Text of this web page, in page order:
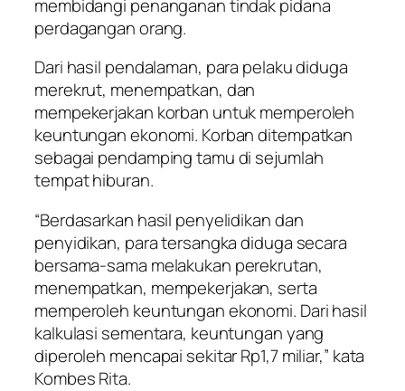
membidangi penanganan tindak pidana
perdagangan orang.
Dari hasil pendalaman, para pelaku diduga
merekrut, menempatkan, dan
mempekerjakan korban untuk memperoleh
keuntungan ekonomi. Korban ditempatkan
sebagai pendamping tamu di sejumlah
tempat hiburan.
“Berdasarkan hasil penyelidikan dan
penyidikan, para tersangka diduga secara
bersama-sama melakukan perekrutan,
menempatkan, mempekerjakan, serta
memperoleh keuntungan ekonomi. Dari hasil
kalkulasi sementara, keuntungan yang
diperoleh mencapai sekitar Rp1,7 miliar,” kata
Kombes Rita.